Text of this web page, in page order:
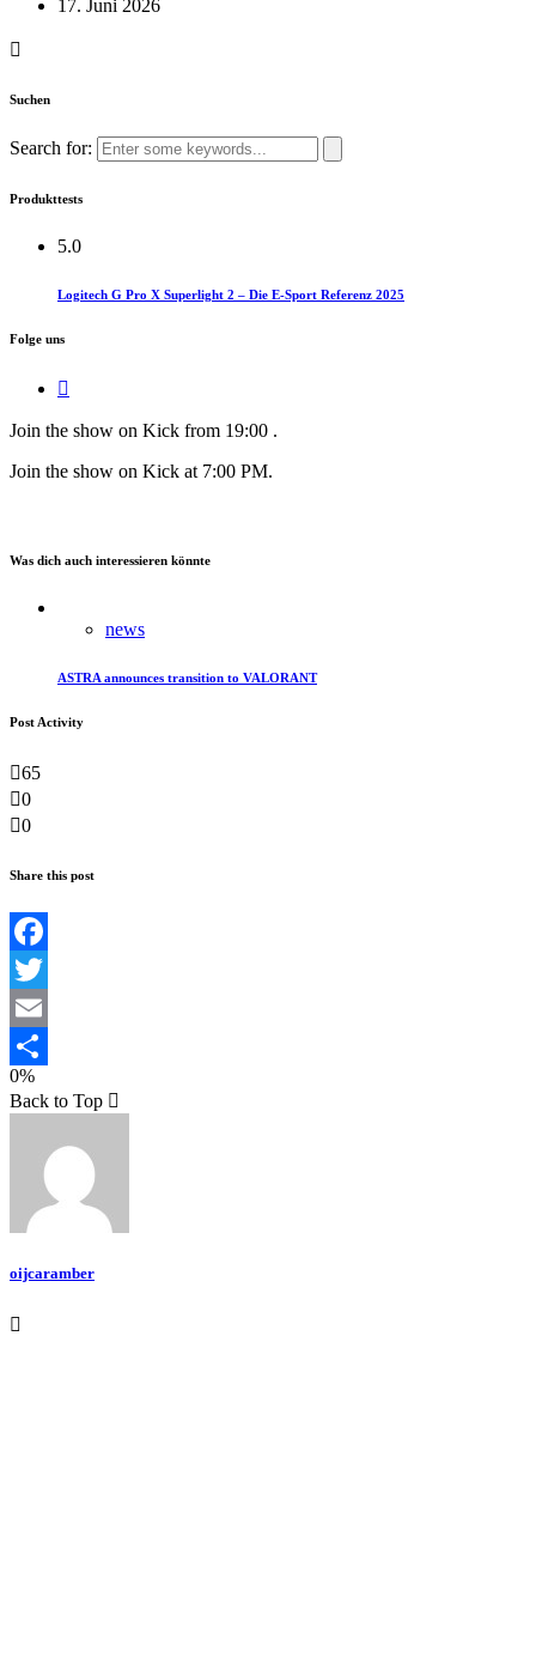
17. Juni 2026
Suchen
Search for:
Produkttests
5.0
Logitech G Pro X Superlight 2 – Die E-Sport Referenz 2025
Folge uns
Join the show on Kick from 19:00 .​
Join the show on Kick at 7:00 PM.
Was dich auch interessieren könnte
news
ASTRA announces transition to VALORANT
Post Activity
65
0
0
Share this post
Facebook
Twitter
Email
Teilen
0%
Back to Top
oijcaramber